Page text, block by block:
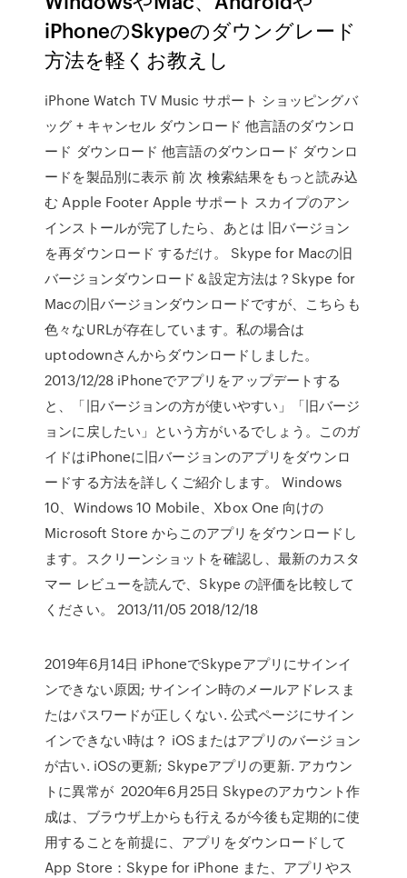
iPhoneのSkypeのダウングレード
方法を軽くお教えし
iPhone Watch TV Music サポート ショッピングバ
ッグ + キャンセル ダウンロード 他言語のダウンロ
ード ダウンロード 他言語のダウンロード ダウンロ
ードを製品別に表示 前 次 検索結果をもっと読み込
む Apple Footer Apple サポート スカイプのアン
インストールが完了したら、あとは 旧バージョン
を再ダウンロード するだけ。 Skype for Macの旧
バージョンダウンロード＆設定方法は？Skype for
Macの旧バージョンダウンロードですが、こちらも
色々なURLが存在しています。私の場合は
uptodownさんからダウンロードしました。
2013/12/28 iPhoneでアプリをアップデートする
と、「旧バージョンの方が使いやすい」「旧バージ
ョンに戻したい」という方がいるでしょう。このガ
イドはiPhoneに旧バージョンのアプリをダウンロ
ードする方法を詳しくご紹介します。 Windows
10、Windows 10 Mobile、Xbox One 向けの
Microsoft Store からこのアプリをダウンロードし
ます。スクリーンショットを確認し、最新のカスタ
マー レビューを読んで、Skype の評価を比較して
ください。 2013/11/05 2018/12/18
2019年6月14日 iPhoneでSkypeアプリにサインイ
ンできない原因; サインイン時のメールアドレスま
たはパスワードが正しくない. 公式ページにサイン
インできない時は？ iOSまたはアプリのバージョン
が古い. iOSの更新; Skypeアプリの更新. アカウン
トに異常が 2020年6月25日 Skypeのアカウント作
成は、ブラウザ上からも行えるが今後も定期的に使
用することを前提に、アプリをダウンロードして
App Store：Skype for iPhone また、アプリやス